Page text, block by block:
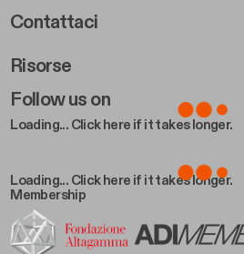
Loading... Click here if it takes longer.
Follow us on
Loading... Click here if it takes longer.
Footer Right 2
Contattaci
Risorse
Membership